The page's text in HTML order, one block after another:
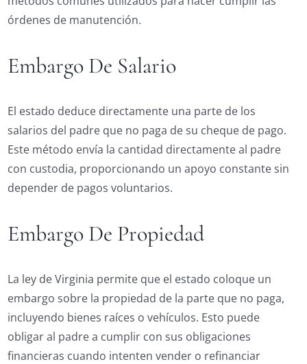
órdenes de manutención.
Embargo De Salario
El estado deduce directamente una parte de los
salarios del padre que no paga de su cheque de pago.
Este método envía la cantidad directamente al padre
con custodia, proporcionando un apoyo constante sin
depender de pagos voluntarios.
Embargo De Propiedad
La ley de Virginia permite que el estado coloque un
embargo sobre la propiedad de la parte que no paga,
incluyendo bienes raíces o vehículos. Esto puede
obligar al padre a cumplir con sus obligaciones
financieras cuando intenten vender o refinanciar